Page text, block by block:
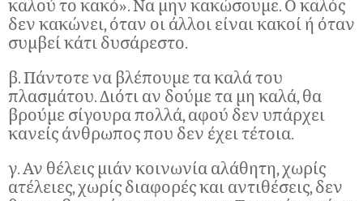
καλού το κακό». Να μην κακώσουμε. Ο καλός
δεν κακώνει, όταν οι άλλοι είναι κακοί ή όταν
συμβεί κάτι δυσάρεστο.
β. Πάντοτε να βλέπουμε τα καλά του
πλασμάτου. Διότι αν δούμε τα μη καλά, θα
βρούμε σίγουρα πολλά, αφού δεν υπάρχει
κανείς άνθρωπος που δεν έχει τέτοια.
γ. Αν θέλεις μιάν κοινωνία αλάθητη, χωρίς
ατέλειες, χωρίς διαφορές και αντιθέσεις, δεν